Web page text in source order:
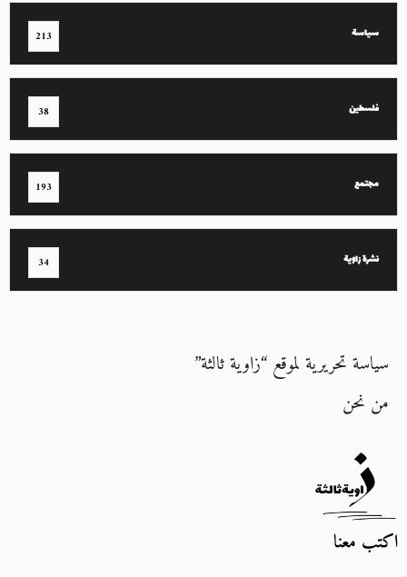
سياسة 213
فلسطين 38
مجتمع 193
نشرة زاوية 34
سياسة تحريرية لموقع “زاوية ثالثة”
من نحن
اكتب معنا